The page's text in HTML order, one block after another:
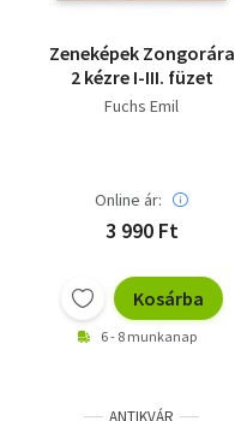
Zeneképek Zongorára
2 kézre I-III. füzet
Fuchs Emil
Online ár:
3 990 Ft
Kosárba
6 - 8 munkanap
ANTIKVÁR